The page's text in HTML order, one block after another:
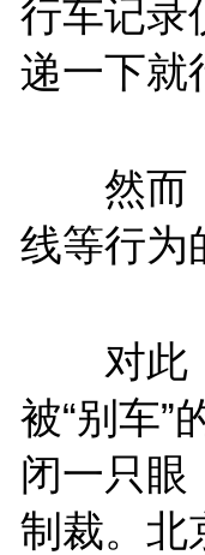
行车记录
递一下就
然而，
线等行为
对此
被“别车”
闭一只眼
制裁。北